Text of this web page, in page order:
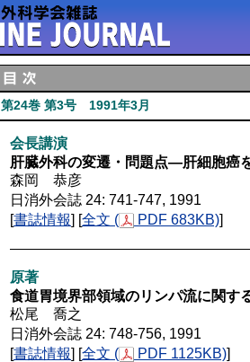
第24巻 第3号 1991年3月
会長講演
肝臓外科の変遷・問題点―肝細胞癌
森岡 恭彦
日消外会誌 24: 741-747, 1991
[書誌情報] [全文 ( PDF 683KB)]
原著
食道胃境界部領域のリンパ流に関
松尾 喬之
日消外会誌 24: 748-756, 1991
[書誌情報] [全文 ( PDF 1125KB)]